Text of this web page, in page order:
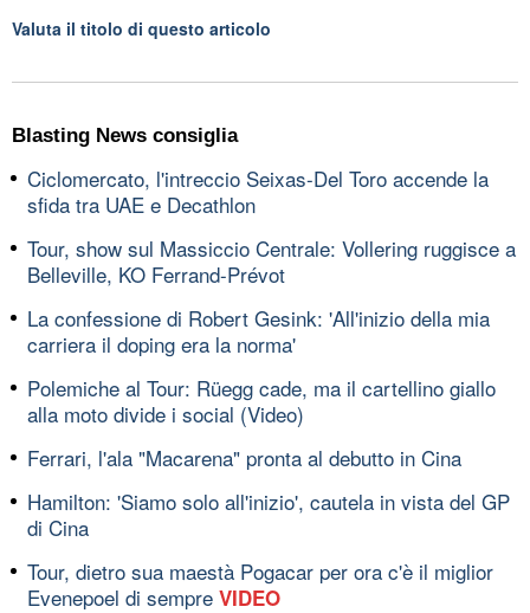
Valuta il titolo di questo articolo
Blasting News consiglia
Ciclomercato, l'intreccio Seixas-Del Toro accende la
sfida tra UAE e Decathlon
Tour, show sul Massiccio Centrale: Vollering ruggisce a
Belleville, KO Ferrand-Prévot
La confessione di Robert Gesink: 'All'inizio della mia
carriera il doping era la norma'
Polemiche al Tour: Rüegg cade, ma il cartellino giallo
alla moto divide i social (Video)
Ferrari, l'ala "Macarena" pronta al debutto in Cina
Hamilton: 'Siamo solo all'inizio', cautela in vista del GP
di Cina
Tour, dietro sua maestà Pogacar per ora c'è il miglior
Evenepoel di sempre VIDEO